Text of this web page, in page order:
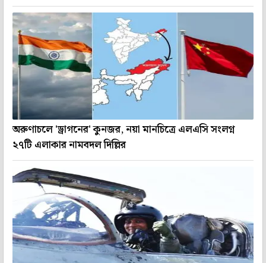
অরুণাচলে 'ড্রাগনের' কুনজর, নয়া মানচিত্রে এলএসি সংলগ্ন
২৭টি এলাকার নামবদল দিল্লির